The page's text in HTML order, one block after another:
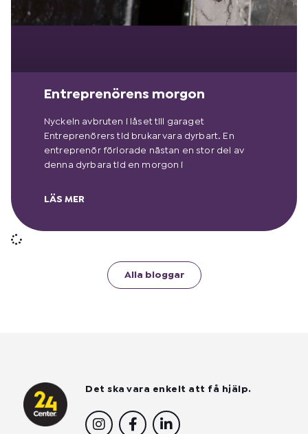
Entreprenörens morgon
Nyckeln avbruten i låset till garaget
Entreprenörers tid brukar vara dyrbart. En
entreprenör förlorade nästan en stor del av
denna dyrbara tid en morgon i
LÄS MER
Alla bloggar
Det ska vara enkelt att få hjälp.
I
n
F
a
L
i